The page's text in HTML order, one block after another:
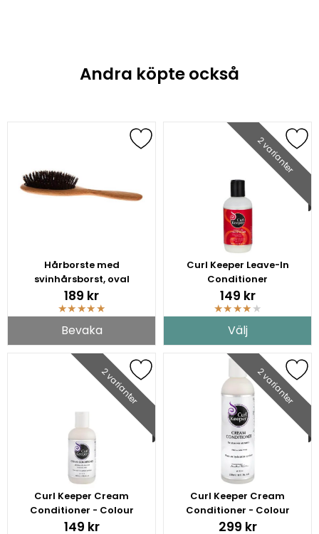
Andra köpte också
Hårborste med
svinhårsborst, oval
★★★★★
189 kr
Bevaka
2 varianter
Curl Keeper Leave-In
Conditioner
★★★★★
149 kr
Välj
2 varianter
Curl Keeper Cream
Conditioner - Colour
Keeper
149 kr
2 varianter
Curl Keeper Cream
Conditioner - Colour
Keeper
299 kr